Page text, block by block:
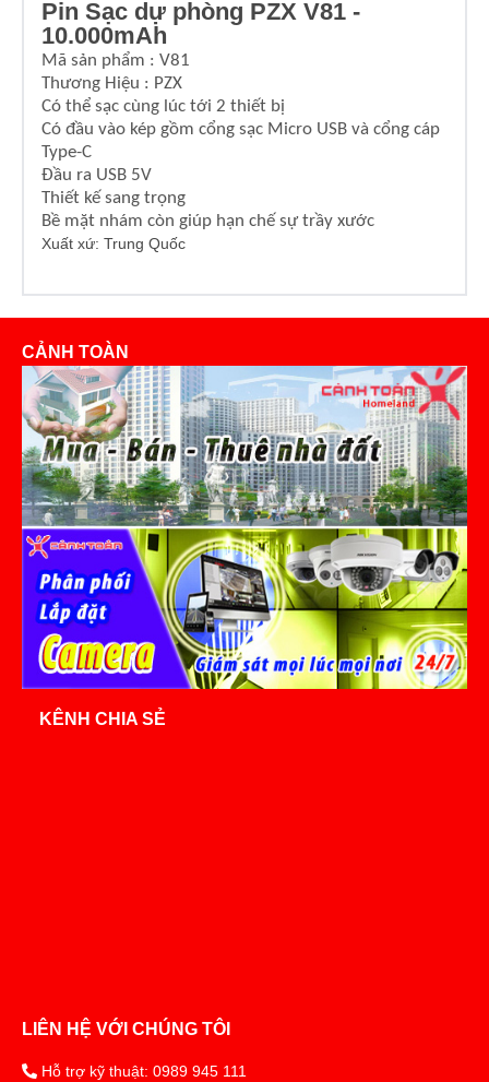
Pin Sạc dự phòng PZX V81 -
10.000mAh
Mã sản phẩm : V81
Thương Hiệu : PZX
Có thể sạc cùng lúc tới 2 thiết bị
Có đầu vào kép gồm cổng sạc Micro USB và cổng cáp
Type-C
Đầu ra USB 5V
Thiết kế sang trọng
Bề mặt nhám còn giúp hạn chế sự trầy xước
Xuất xứ: Trung Quốc
CẢNH TOÀN
KÊNH CHIA SẺ
LIÊN HỆ VỚI CHÚNG TÔI
Hỗ trợ kỹ thuật: 0989 945 111